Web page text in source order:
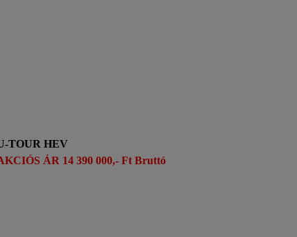
TOUR HEV
ÁR 14 390 000,- Ft Bruttó